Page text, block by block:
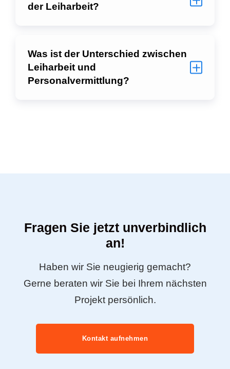
der Leiharbeit?
Was ist der Unterschied zwischen
Leiharbeit und
Personalvermittlung?
Fragen Sie jetzt unverbindlich
an!
Haben wir Sie neugierig gemacht?
Gerne beraten wir Sie bei Ihrem nächsten
Projekt persönlich.
Kontakt aufnehmen